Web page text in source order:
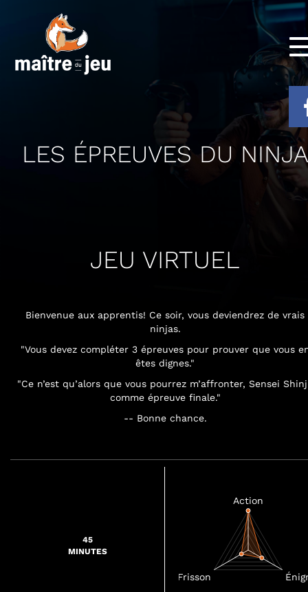
LES ÉPREUVES DU NINJA
JEU VIRTUEL
Bienvenue aux apprentis! Ce soir, vous deviendrez de vrais
ninjas.
"Vous devez compléter 3 épreuves pour prouver que vous
êtes dignes."
"Ce n’est qu’alors que vous pourrez m’affronter, Sensei
comme épreuve finale."
-- Bonne chance.
45
MINUTES